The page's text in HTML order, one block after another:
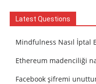
Latest Questions
Mindfulness Nasıl İptal
Ethereum madenciliği
Facebook şifremi